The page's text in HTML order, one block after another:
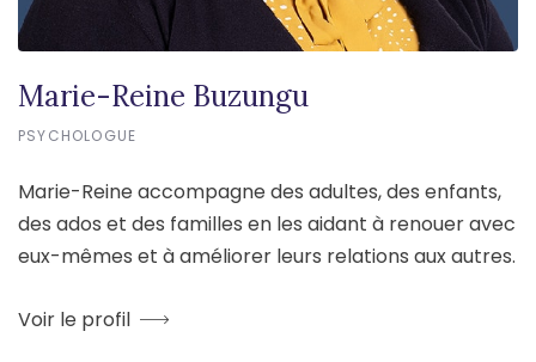
Marie-Reine Buzungu
PSYCHOLOGUE
Marie-Reine accompagne des adultes, des enfants,
des ados et des familles en les aidant à renouer avec
eux-mêmes et à améliorer leurs relations aux autres.
Voir le profil